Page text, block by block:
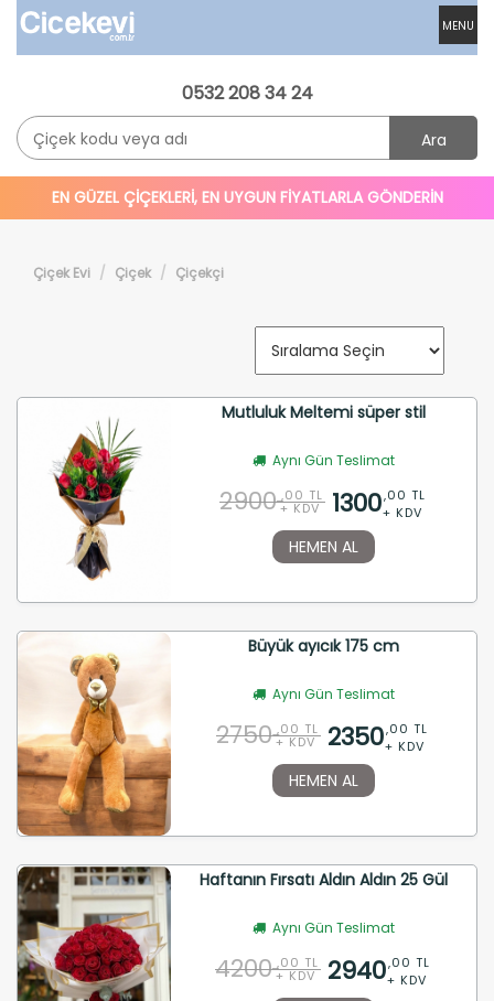
MENU
0532 208 34 24
Ara
EN GÜZEL ÇİÇEKLERİ, EN UYGUN FİYATLARLA GÖNDERİN
Çiçek Evi Çiçek Çiçekçi
Mutluluk Meltemi süper stil
Aynı Gün Teslimat
2900 ,00 TL
+ KDV 1300,00 TL
+ KDV
HEMEN AL
Büyük ayıcık 175 cm
Aynı Gün Teslimat
2750 ,00 TL
+ KDV 2350,00 TL
+ KDV
HEMEN AL
Haftanın Fırsatı Aldın Aldın 25 Gül
Aynı Gün Teslimat
4200 ,00 TL
+ KDV 2940,00 TL
+ KDV